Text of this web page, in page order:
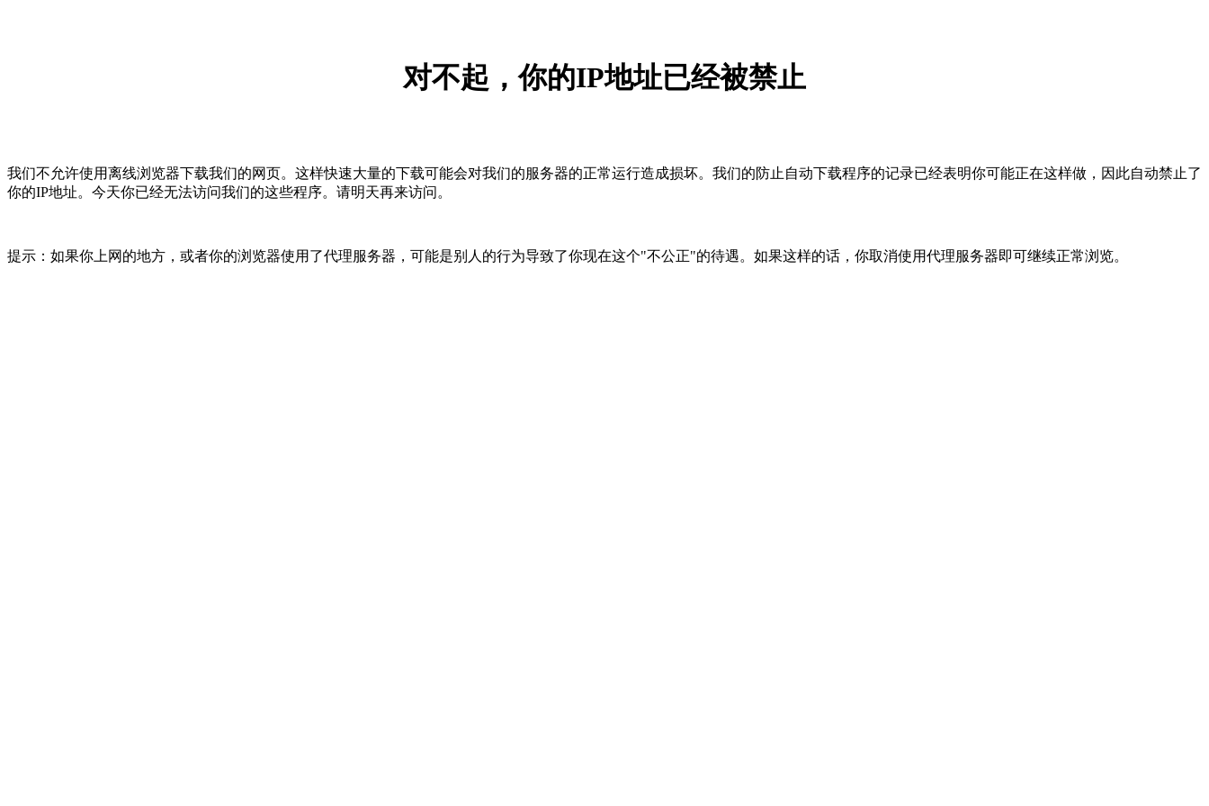
对不起，你的IP地址已经被禁止
我们不允许使用离线浏览器下载我们的网页。这样快速大量的下载可能会对我们的服务器的正常运行造成损坏。我们的防止自动下载程序的记录已经表明你可能正在这样做，因此自动禁止了
你的IP地址。今天你已经无法访问我们的这些程序。请明天再来访问。
提示：如果你上网的地方，或者你的浏览器使用了代理服务器，可能是别人的行为导致了你现在这个"不公正"的待遇。如果这样的话，你取消使用代理服务器即可继续正常浏览。